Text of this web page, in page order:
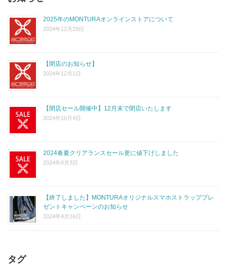
2025年のMONTURAオンラインストアについて
2024年12月29日
【閉店のお知らせ】
2024年12月1日
【閉店セール開催中】12月末で閉店いたします
2024年10月4日
2024春夏クリアランスセール更に値下げしました
2024年8月3日
【終了しました】MONTURAオリジナルスマホストラッププレ
ゼントキャンペーンのお知らせ
2024年4月16日
タグ